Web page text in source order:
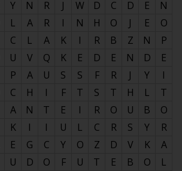
Y N R J W D C D E
N
L A R I N H O J E
O
C L A K I R B Z N
P
U V Q K E D E N D
E
P A U S S F R J Y
I
C H I F T S T H L
T
A N T E I R O U B
O
K I I U L C R S Y
R
E G C Y O Z D V K
A
U D O F U T E B O
L